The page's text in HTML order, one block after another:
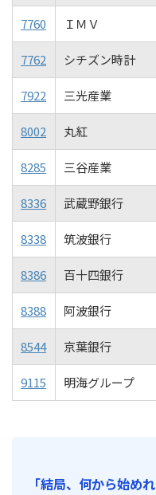
7760 ＩＭＶ
7762 シチズン時計
7922 三光産業
8002 丸紅
8285 三谷産業
8336 武蔵野銀行
8338 筑波銀行
8386 百十四銀行
8388 阿波銀行
8544 京葉銀行
9115 明海グループ
「結局、何から始め